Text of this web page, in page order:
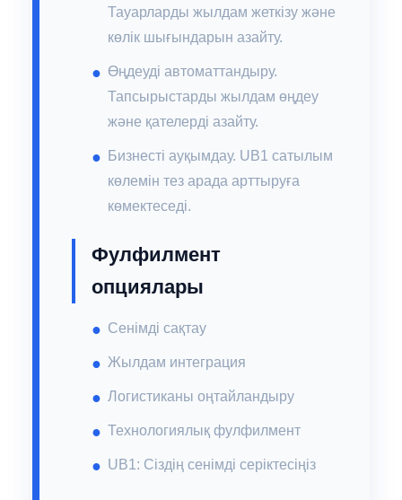
Тауарларды жылдам жеткізу және
көлік шығындарын азайту.
Өңдеуді автоматтандыру.
Тапсырыстарды жылдам өңдеу
және қателерді азайту.
Бизнесті ауқымдау. UB1 сатылым
көлемін тез арада арттыруға
көмектеседі.
Фулфилмент
опциялары
Сенімді сақтау
Жылдам интеграция
Логистиканы оңтайландыру
Технологиялық фулфилмент
UB1: Сіздің сенімді серіктесіңіз